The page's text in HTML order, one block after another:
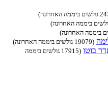
(19079 גולשים ביממה האחרונה)
בוטו
(17915 גולשים ביממה